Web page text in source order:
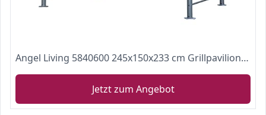
Angel Living 5840600 245x150x233 cm Grillpavilion aus Aluminium und Eisen
Jetzt zum Angebot